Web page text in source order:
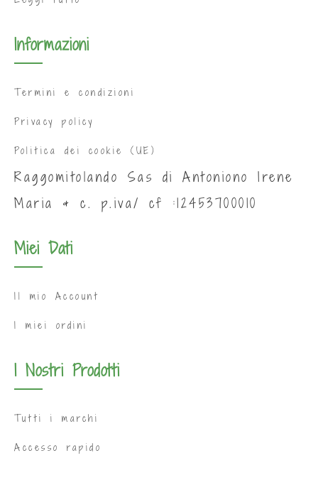
Informazioni
Termini e condizioni
Privacy policy
Politica dei cookie (UE)
Raggomitolando Sas di Antoniono Irene
Maria & c. p.iva/ cf :12453700010
Miei Dati
Il mio Account
I miei ordini
I Nostri Prodotti
Tutti i marchi
Accesso rapido